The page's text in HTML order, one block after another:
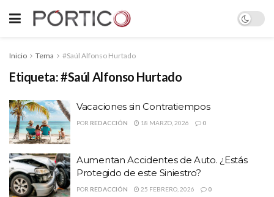
Inicio Tema #Saúl Alfonso Hurtado
Etiqueta:#Saúl Alfonso Hurtado
Vacaciones sin Contratiempos
POR REDACCIÓN 18 MARZO, 2026 0
Aumentan Accidentes de Auto. ¿Estás
Protegido de este Siniestro?
POR REDACCIÓN 25 FEBRERO, 2026 0